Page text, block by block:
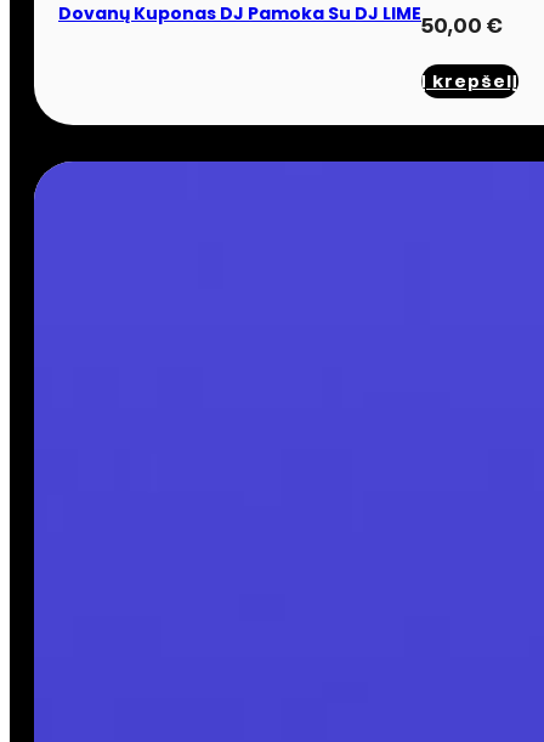
Dovanų Kuponas DJ Pamoka Su DJ LIME50,00 €
Į krepšelį